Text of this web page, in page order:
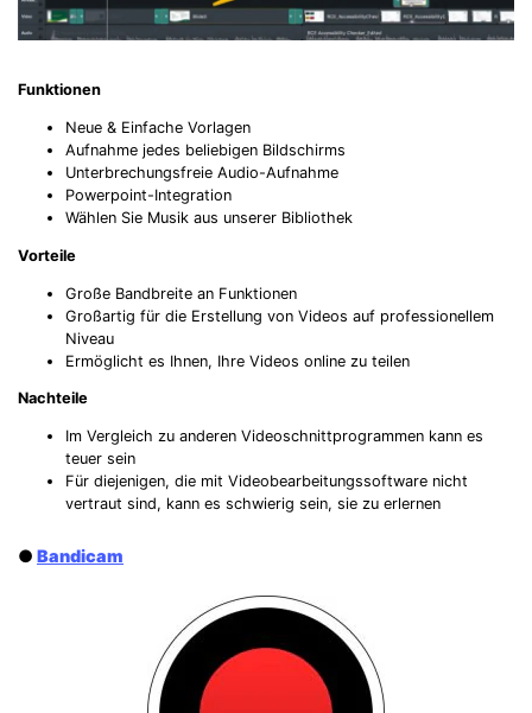
Funktionen
Neue & Einfache Vorlagen
Aufnahme jedes beliebigen Bildschirms
Unterbrechungsfreie Audio-Aufnahme
Powerpoint-Integration
Wählen Sie Musik aus unserer Bibliothek
Vorteile
Große Bandbreite an Funktionen
Großartig für die Erstellung von Videos auf professionellem
Niveau
Ermöglicht es Ihnen, Ihre Videos online zu teilen
Nachteile
Im Vergleich zu anderen Videoschnittprogrammen kann es
teuer sein
Für diejenigen, die mit Videobearbeitungssoftware nicht
vertraut sind, kann es schwierig sein, sie zu erlernen
● Bandicam